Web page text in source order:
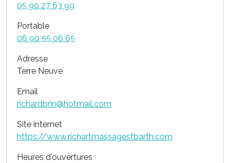
05 90 27 63 99
Portable
06 90 55 06 65
Adresse
Terre Neuve
Email
richardbrin@hotmail.com
Site internet
https://www.richartmassagestbarth.com
Heures d'ouvertures